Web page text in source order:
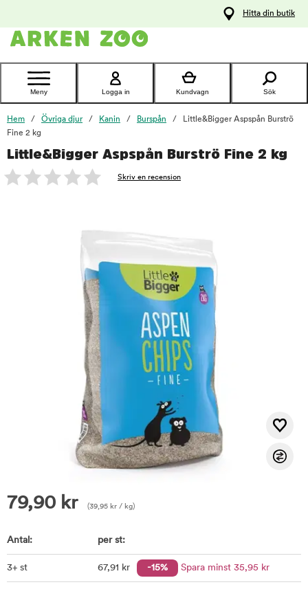
Kontakta
Hitta din butik
Meny Logga in Kundvagn Sök
Hem Övriga djur Kanin Burspån
Little&Bigger Aspspån Burströ
Fine 2 kg
Little&Bigger Aspspån Burströ Fine 2 kg
Skriv en recension
79,90 kr (39,95 kr / kg)
Antal: per st:
3+ st 67,91 kr -15% Spara minst 35,95 kr
foo